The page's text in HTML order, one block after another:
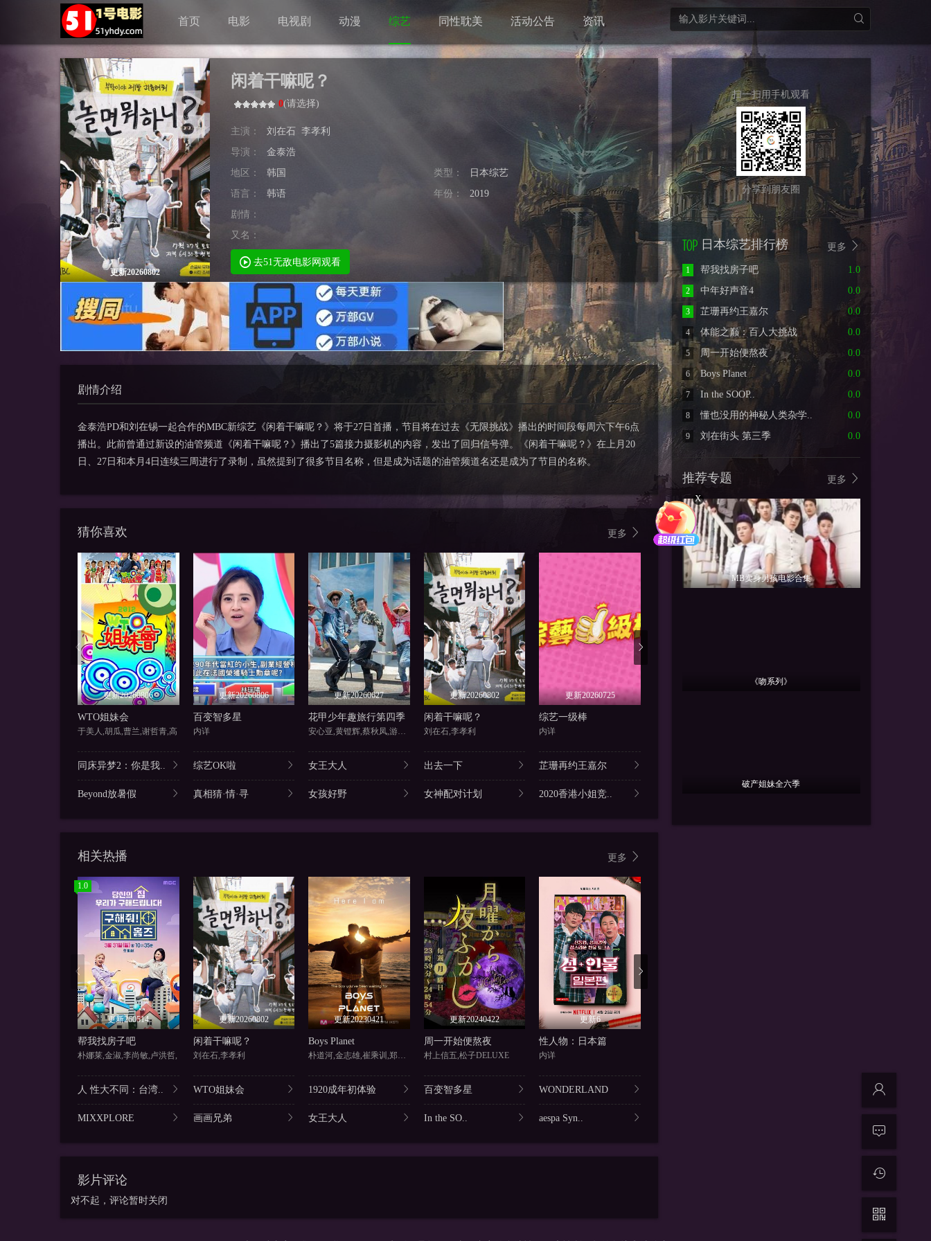
首页 电影 电视剧 动漫 综艺 同性耽美 活动公告 资讯
更新20260802
闲着干嘛呢？
0(请选择)
主演： 刘在石
李孝利
导演：
金泰浩
地区：
韩国 类型：
日本综艺
语言：
韩语 年份：
2019
剧情：
又名：
去51无敌电影网观看
剧情介绍
金泰浩PD和刘在锡一起合作的MBC新综艺《闲着干嘛呢？》将于27日首播，节目将在过去《无限挑战》播出的时间段每周六下午6点
播出。此前曾通过新设的油管频道《闲着干嘛呢？》播出了5篇接力摄影机的内容，发出了回归信号弹。《闲着干嘛呢？》在上月20
日、27日和本月4日连续三周进行了录制，虽然提到了很多节目名称，但是成为话题的油管频道名还是成为了节目的名称。
更多
猜你喜欢
更新20260806
WTO姐妹会
于美人,胡瓜,曹兰,谢哲青,高
更新20260806
百变智多星
内详
更新20260627
花甲少年趣旅行第四季
安心亚,黄镫辉,蔡秋凤,游安顺
更新20260802
闲着干嘛呢？
刘在石,李孝利
更新20260725
综艺一级棒
内详
同床异梦2：你是我.. 综艺OK啦 女王大人 出去一下 芷珊再约王嘉尔
Beyond放暑假 真相猜·情·寻 女孩好野 女神配对计划 2020香港小姐竞..
更多
相关热播
1.0
更新260514
帮我找房子吧
朴娜莱,金淑,李尚敏,卢洪哲,
更新20260802
闲着干嘛呢？
刘在石,李孝利
更新20230421
Boys Planet
朴道河,金志雄,崔乘训,郑民圭
更新20240422
周一开始便熬夜
村上信五,松子DELUXE
更新6
性人物：日本篇
内详
人 性大不同：台湾.. WTO姐妹会 1920成年初体验 百变智多星 WONDERLAND
MIXXPLORE 画画兄弟 女王大人 In the SO.. aespa Syn..
影片评论
对不起，评论暂时关闭
扫一扫用手机观看
分享到朋友圈
更多
日本综艺排行榜
1.0
1
帮我找房子吧
0.0
2
中年好声音4
0.0
3
芷珊再约王嘉尔
0.0
4
体能之巅：百人大挑战
0.0
5
周一开始便熬夜
0.0
6
Boys Planet
0.0
7
In the SOOP..
0.0
8
懂也没用的神秘人类杂学..
0.0
9 刘在街头 第三季
更多
推荐专题
MB卖身男孩电影合集
《吻系列》
破产姐妹全六季
X